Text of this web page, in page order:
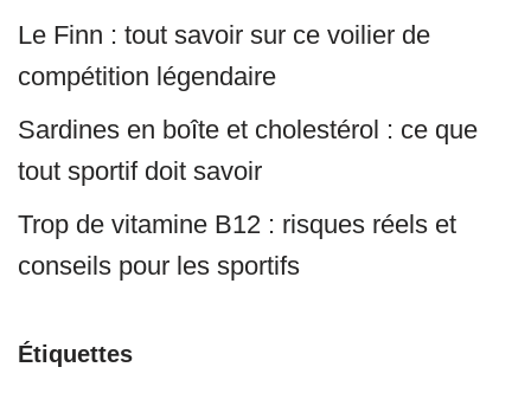
Le Finn : tout savoir sur ce voilier de
compétition légendaire
Sardines en boîte et cholestérol : ce que
tout sportif doit savoir
Trop de vitamine B12 : risques réels et
conseils pour les sportifs
Étiquettes